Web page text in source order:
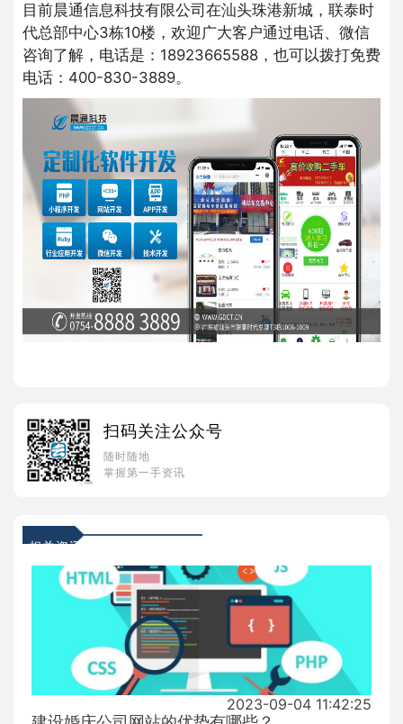
目前晨通信息科技有限公司在汕头珠港新城，联泰时
代总部中心3栋10楼，欢迎广大客户通过电话、微信
咨询了解，电话是：18923665588，也可以拨打免费
电话：400-830-3889。
扫码关注公众号
随时随地
掌握第一手资讯
相关资讯
2023-09-04 11:42:25